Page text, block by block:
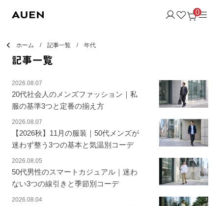
0
ホーム 記事一覧 年代
記事一覧
2026.08.07
20代社会人のメンズファッション｜私
服の基準3つと定番の揃え方
2026.08.07
【2026秋】11月の服装｜50代メンズが
迷わず整う3つの基本と気温別コーデ
2026.08.05
50代男性のスマートカジュアル｜迷わ
ない3つの線引きと季節別コーデ
2026.08.04